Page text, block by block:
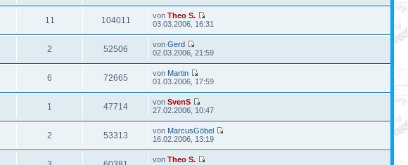
11 104011 vonTheo S.
03.03.2006, 16:31
2 52506 vonGerd
02.03.2006, 21:59
6 72665 von Martin
01.03.2006, 17:59
1 47714 vonSvenS
27.02.2006, 10:47
2 53313 von MarcusGöbel
16.02.2006, 13:19
vonTheo S.